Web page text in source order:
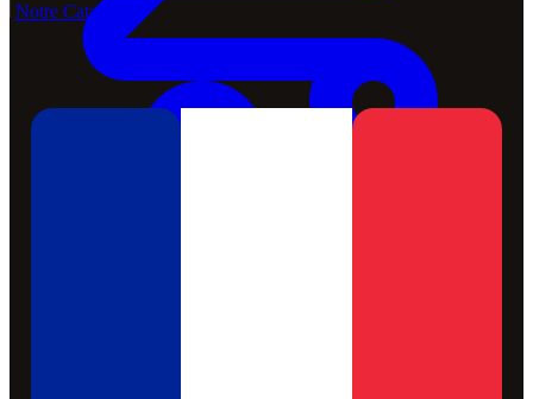
Notre Catalogue